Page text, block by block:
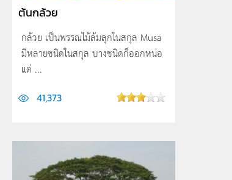
ต้นกล้วย
กล้วย เป็นพรรณไม้ล้มลุกในสกุล Musa
มีหลายชนิดในสกุล บางชนิดก็ออกหน่อ
แต่ ...
41,373